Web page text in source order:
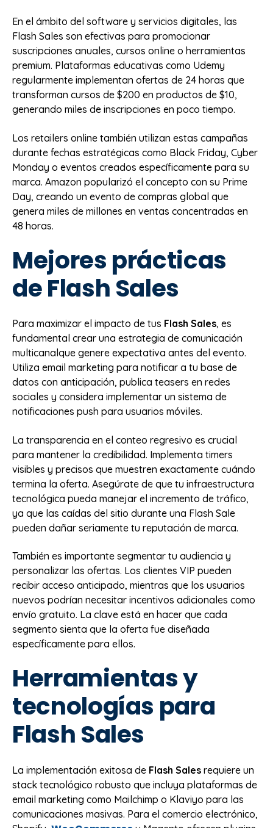
En el ámbito del software y servicios digitales, las
Flash Sales son efectivas para promocionar
suscripciones anuales, cursos online o herramientas
premium. Plataformas educativas como Udemy
regularmente implementan ofertas de 24 horas que
transforman cursos de $200 en productos de $10,
generando miles de inscripciones en poco tiempo.
Los retailers online también utilizan estas campañas
durante fechas estratégicas como Black Friday, Cyber
Monday o eventos creados específicamente para su
marca. Amazon popularizó el concepto con su Prime
Day, creando un evento de compras global que
genera miles de millones en ventas concentradas en
48 horas.
Mejores prácticas
de Flash Sales
Para maximizar el impacto de tus Flash Sales, es
fundamental crear una estrategia de comunicación
multicanalque genere expectativa antes del evento.
Utiliza email marketing para notificar a tu base de
datos con anticipación, publica teasers en redes
sociales y considera implementar un sistema de
notificaciones push para usuarios móviles.
La transparencia en el conteo regresivo es crucial
para mantener la credibilidad. Implementa timers
visibles y precisos que muestren exactamente cuándo
termina la oferta. Asegúrate de que tu infraestructura
tecnológica pueda manejar el incremento de tráfico,
ya que las caídas del sitio durante una Flash Sale
pueden dañar seriamente tu reputación de marca.
También es importante segmentar tu audiencia y
personalizar las ofertas. Los clientes VIP pueden
recibir acceso anticipado, mientras que los usuarios
nuevos podrían necesitar incentivos adicionales como
envío gratuito. La clave está en hacer que cada
segmento sienta que la oferta fue diseñada
específicamente para ellos.
Herramientas y
tecnologías para
Flash Sales
La implementación exitosa de Flash Sales requiere un
stack tecnológico robusto que incluya plataformas de
email marketing como Mailchimp o Klaviyo para las
comunicaciones masivas. Para el comercio electrónico,